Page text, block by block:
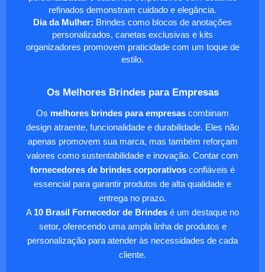
refinados demonstram cuidado e elegância.
Dia da Mulher: Brindes como blocos de anotações
personalizados, canetas exclusivas e kits
organizadores promovem praticidade com um toque de
estilo.
Os Melhores Brindes para Empresas
Os melhores brindes para empresas combinam
design atraente, funcionalidade e durabilidade. Eles não
apenas promovem sua marca, mas também reforçam
valores como sustentabilidade e inovação. Contar com
fornecedores de brindes corporativos confiáveis é
essencial para garantir produtos de alta qualidade e
entrega no prazo.
A 10 Brasil Fornecedor de Brindes é um destaque no
setor, oferecendo uma ampla linha de produtos e
personalização para atender às necessidades de cada
cliente.